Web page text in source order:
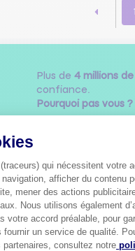
1
Plus de 4 millions
confiance.
Pourquoi pas vous ?
les
qui nécessitent votre
afficher du contenu
mener des actions
Nous utilisons également
votre accord préalable, pour
un service de qualité.
partenaires, consultez notre
consent